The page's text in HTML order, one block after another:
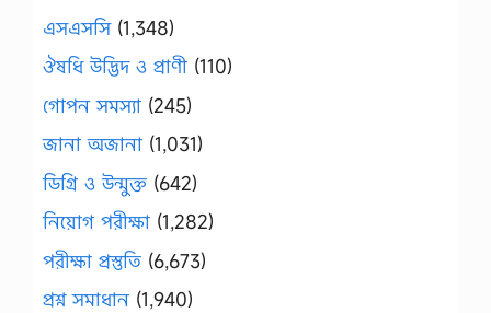
এসএসসি(1,348)
ঔষধি উদ্ভিদ ও প্রাণী (110)
গোপন সমস্যা (245)
জানা অজানা (1,031)
ডিগ্রি ও উন্মুক্ত (642)
নিয়োগ পরীক্ষা (1,282)
পরীক্ষা প্রস্তুতি (6,673)
প্রশ্ন সমাধান (1,940)